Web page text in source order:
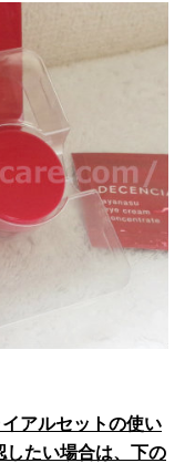
アルセットの使い
したい場合は、下の